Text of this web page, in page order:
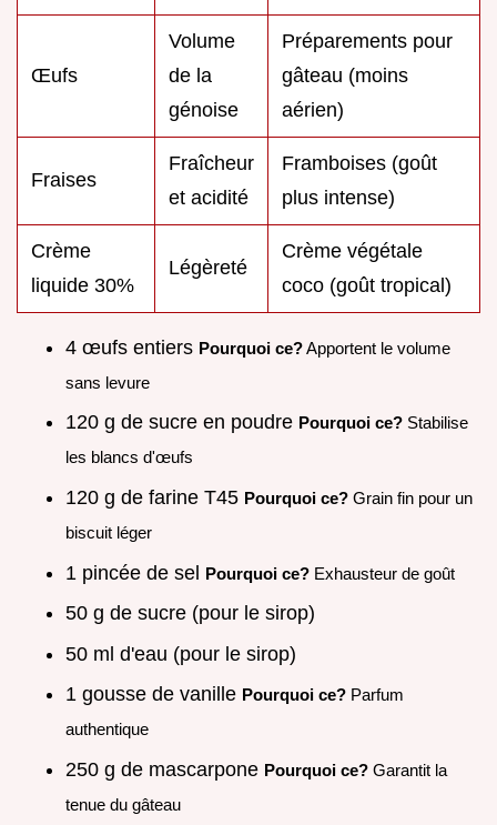
Œufs
Volume
de la
génoise
Préparements pour
gâteau (moins
aérien)
Fraises
Fraîcheur
et acidité
Framboises (goût
plus intense)
Crème
liquide 30%
Légèreté
Crème végétale
coco (goût tropical)
4 œufs entiers Pourquoi ce?Apportent le volume
sans levure
120 g de sucre en poudre Pourquoi ce? Stabilise
les blancs d'œufs
120 g de farine T45 Pourquoi ce? Grain fin pour un
biscuit léger
1 pincée de sel Pourquoi ce? Exhausteur de goût
50 g de sucre (pour le sirop)
50 ml d'eau (pour le sirop)
1 gousse de vanille Pourquoi ce? Parfum
authentique
250 g de mascarpone Pourquoi ce? Garantit la
tenue du gâteau